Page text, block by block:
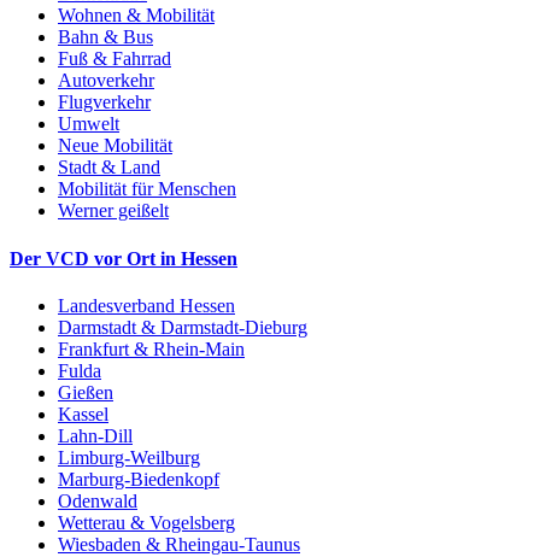
Wohnen & Mobilität
Bahn & Bus
Fuß & Fahrrad
Autoverkehr
Flugverkehr
Umwelt
Neue Mobilität
Stadt & Land
Mobilität für Menschen
Werner geißelt
Der VCD vor Ort in Hessen
Landesverband Hessen
Darmstadt & Darmstadt-Dieburg
Frankfurt & Rhein-Main
Fulda
Gießen
Kassel
Lahn-Dill
Limburg-Weilburg
Marburg-Biedenkopf
Odenwald
Wetterau & Vogelsberg
Wiesbaden & Rheingau-Taunus